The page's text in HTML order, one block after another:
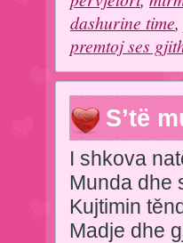
dashurine time,
premtoj ses
S’të
I shkova
Munda dhe
Kujtimin
Madje dhe